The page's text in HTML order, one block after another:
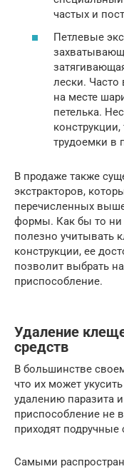
частых и
Петлевые
лески. Часто
на месте
петелька.
трудоемки в
В продаже также
экстракторов,
перечисленных
формы. Как бы то ни
полезно учитывать
конструкции, ее
позволит выбрать
приспособление.
Удаление
средств
В большинстве
что их может
удалению паразита
приспособление не
приходят подручные
Самыми